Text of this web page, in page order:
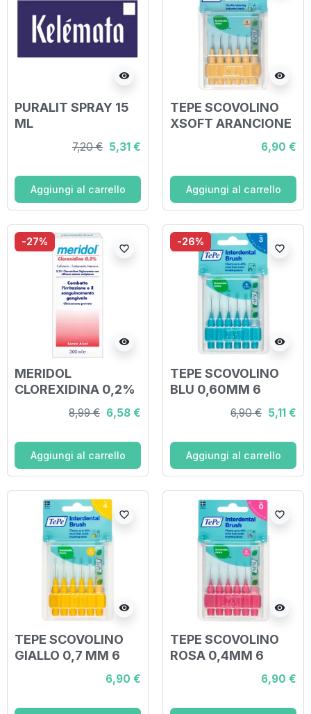
visibility
PURALIT SPRAY 15
ML
7,20 € 5,31 €
Aggiungi al carrello
visibility
TEPE SCOVOLINO
XSOFT ARANCIONE
0,45 MM 6 PEZZI
6,90 €
Aggiungi al carrello
-27%
visibility
favorite_border
MERIDOL
CLOREXIDINA 0,2%
COLLUTORIO 300
8,99 € 6,58 €
Aggiungi al carrello
-26%
visibility
favorite_border
TEPE SCOVOLINO
BLU 0,60MM 6
6,90 € 5,11 €
Aggiungi al carrello
visibility
favorite_border
TEPE SCOVOLINO
GIALLO 0,7 MM 6
6,90 €
visibility
favorite_border
TEPE SCOVOLINO
ROSA 0,4MM 6
6,90 €